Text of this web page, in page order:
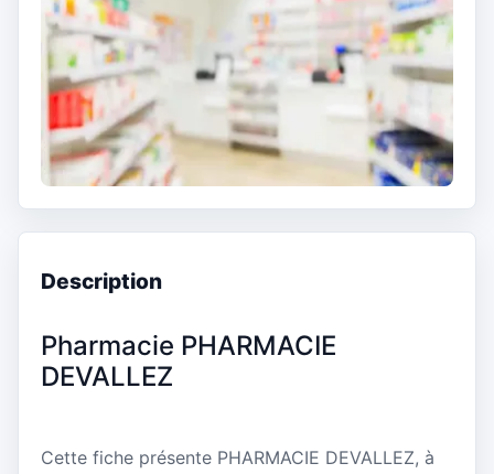
Description
Pharmacie PHARMACIE
DEVALLEZ
Cette fiche présente PHARMACIE DEVALLEZ, à